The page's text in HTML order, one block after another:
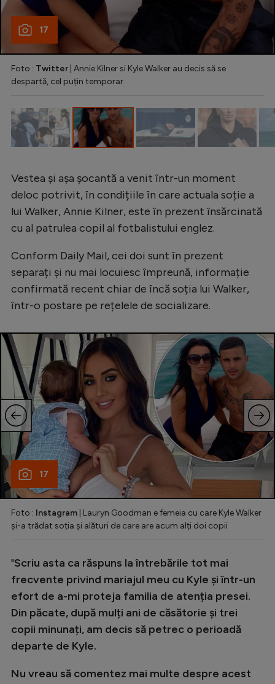
Alte sporturi
JO 2024
JO 2026
Intră în cont
17
Foto : Twitter | Annie Kilner si Kyle Walker au decis să se
despartă, cel puțin temporar
Vestea și așa șocantă a venit într-un moment
deloc potrivit, în condițiile în care actuala soție a
lui Walker, Annie Kilner, este în prezent însărcinată
cu al patrulea copil al fotbalistului englez.
Conform Daily Mail, cei doi sunt în prezent
separați și nu mai locuiesc împreună, informație
confirmată recent chiar de încă soția lui Walker,
într-o postare pe rețelele de socializare.
17
Foto : Instagram | Lauryn Goodman e femeia cu care Kyle Walker
și-a trădat soția și alături de care are acum alți doi copii
"Scriu asta ca răspuns la întrebările tot mai
frecvente privind mariajul meu cu Kyle și într-un
efort de a-mi proteja familia de atenția presei.
Din păcate, după mulți ani de căsătorie și trei
copii minunați, am decis să petrec o perioadă
departe de Kyle.
Nu vreau să comentez mai multe despre acest